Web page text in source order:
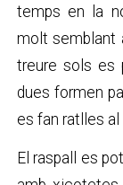
temps en la
molt semblant
treure sols es
dues formen
es fan ratlles al
El raspall es